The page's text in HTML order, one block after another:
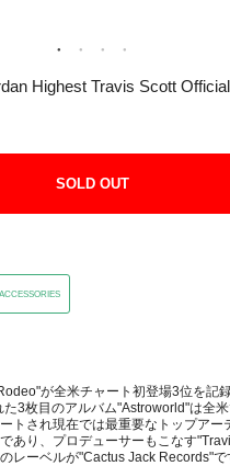
Highest Travis Scott
SOLD OUT
が全米チャート初登場3位を記
3枚目のアルバム"Astroworld"は全
トされ現在では最重要なトップアー
あり、プロデューサーもこなす
レーベルが"Cactus Jack Records"で